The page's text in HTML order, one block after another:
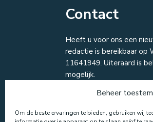
Beheer
Om de beste ervaringen te bieden, gebruiken wij
Contact
Heeft u voor ons een
redactie is bereikbaar op
11641949. Uiteraard is
mogelijk.
06 116 419 49